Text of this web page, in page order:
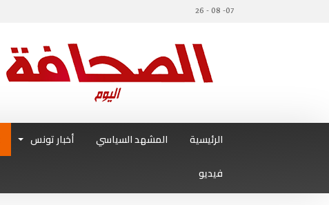
07- 08 - 26
الرئيسية المشهد السياسي أخبار تونس
فيديو